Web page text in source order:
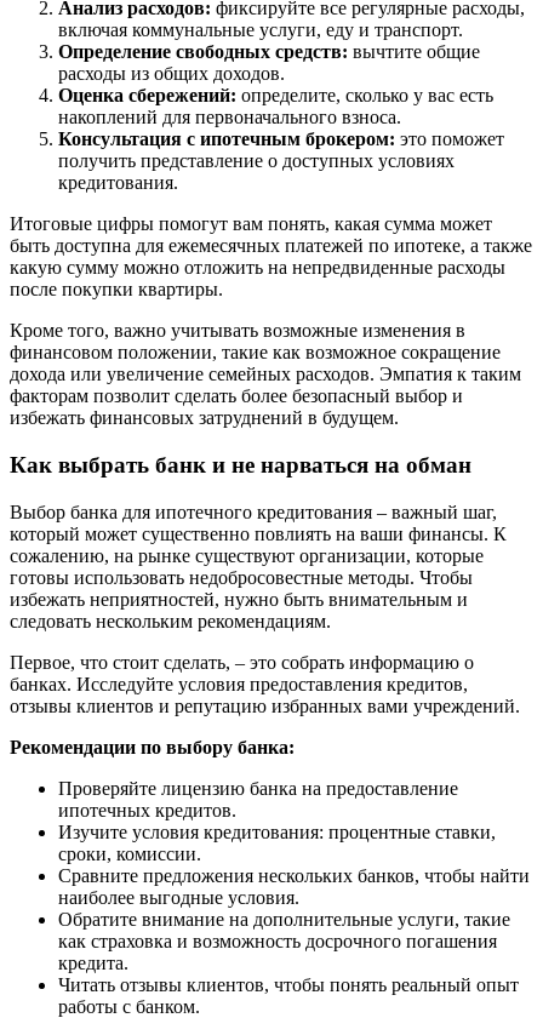
Анализ расходов: фиксируйте все регулярные расходы,
включая коммунальные услуги, еду и транспорт.
Определение свободных средств: вычтите общие
расходы из общих доходов.
Оценка сбережений: определите, сколько у вас есть
накоплений для первоначального взноса.
Консультация с ипотечным брокером: это поможет
получить представление о доступных условиях
кредитования.
Итоговые цифры помогут вам понять, какая сумма может
быть доступна для ежемесячных платежей по ипотеке, а также
какую сумму можно отложить на непредвиденные расходы
после покупки квартиры.
Кроме того, важно учитывать возможные изменения в
финансовом положении, такие как возможное сокращение
дохода или увеличение семейных расходов. Эмпатия к таким
факторам позволит сделать более безопасный выбор и
избежать финансовых затруднений в будущем.
Как выбрать банк и не нарваться на обман
Выбор банка для ипотечного кредитования – важный шаг,
который может существенно повлиять на ваши финансы. К
сожалению, на рынке существуют организации, которые
готовы использовать недобросовестные методы. Чтобы
избежать неприятностей, нужно быть внимательным и
следовать нескольким рекомендациям.
Первое, что стоит сделать, – это собрать информацию о
банках. Исследуйте условия предоставления кредитов,
отзывы клиентов и репутацию избранных вами учреждений.
Рекомендации по выбору банка:
Проверяйте лицензию банка на предоставление
ипотечных кредитов.
Изучите условия кредитования: процентные ставки,
сроки, комиссии.
Сравните предложения нескольких банков, чтобы найти
наиболее выгодные условия.
Обратите внимание на дополнительные услуги, такие
как страховка и возможность досрочного погашения
кредита.
Читать отзывы клиентов, чтобы понять реальный опыт
работы с банком.